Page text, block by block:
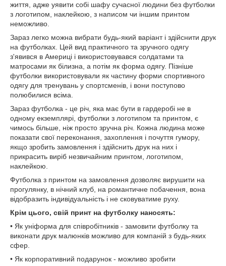
життя, адже уявити собі шафу сучасної людини без футболки
з логотипом, наклейкою, з написом чи іншим принтом
неможливо.
Зараз легко можна вибрати будь-який варіант і здійснити друк
на футболках. Цей вид практичного та зручного одягу
з'явився в Америці і використовувався солдатами та
матросами як білизна, а потім як форма одягу. Пізніше
футболки використовували як частину форми спортивного
одягу для тренувань у спортсменів, і вони поступово
полюбилися всіма.
Зараз футболка - це річ, яка має бути в гардеробі не в
одному екземплярі, футболки з логотипом та принтом, є
чимось більше, ніж просто зручна річ. Кожна людина може
показати свої переконання, захоплення і почуття гумору,
якщо зробить замовлення і здійснить друк на них і
прикрасить виріб незвичайним принтом, логотипом,
наклейкою.
Футболка з принтом на замовлення дозволяє вирушити на
прогулянку, в нічний клуб, на романтичне побачення, вона
відобразить індивідуальність і не сковуватиме руху.
Крім цього, свій принт на футболку наносять:
• Як уніформа для співробітників - замовити футболку та
виконати друк малюнків можливо для компаній з будь-яких
сфер.
• Як корпоративний подарунок - можливо зробити